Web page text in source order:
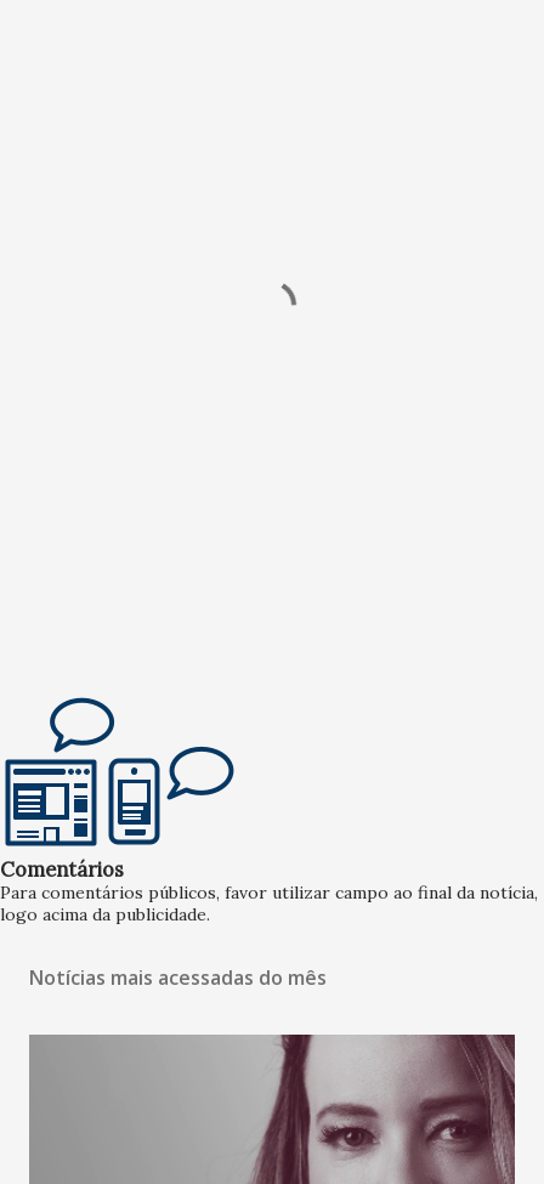
Comentários
Para comentários públicos, favor utilizar campo ao final da notícia,
logo acima da publicidade.
Notícias mais acessadas do mês